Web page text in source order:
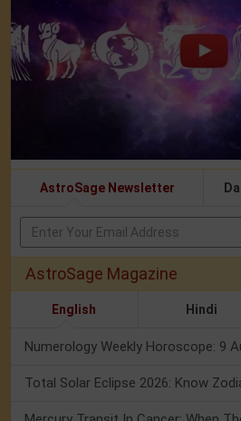
AstroSage Newsletter
AstroSage Magazine
English Hindi
Total Solar Eclipse 2026: Know